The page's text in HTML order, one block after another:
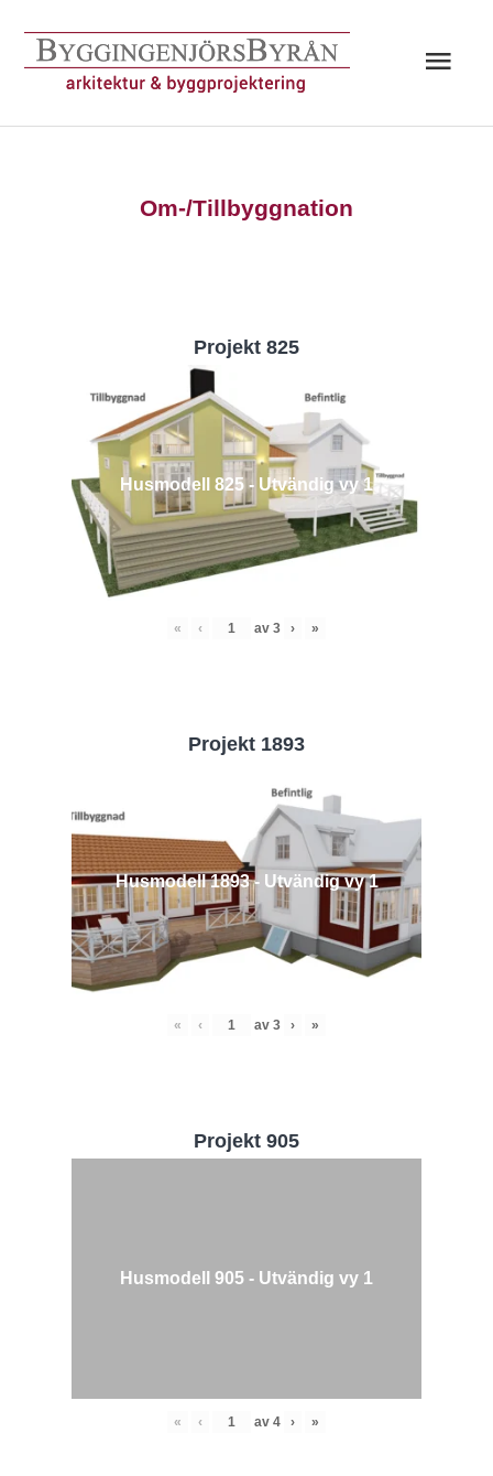
innehåll
Om-/Tillbyggnation
Projekt 825
Husmodell 825 - Utvändig vy 1
« ‹ av 3 › »
Projekt 1893
Husmodell 1893 - Utvändig vy 1
« ‹ av 3 › »
Projekt 905
Husmodell 905 - Utvändig vy 1
« ‹ av 4 › »